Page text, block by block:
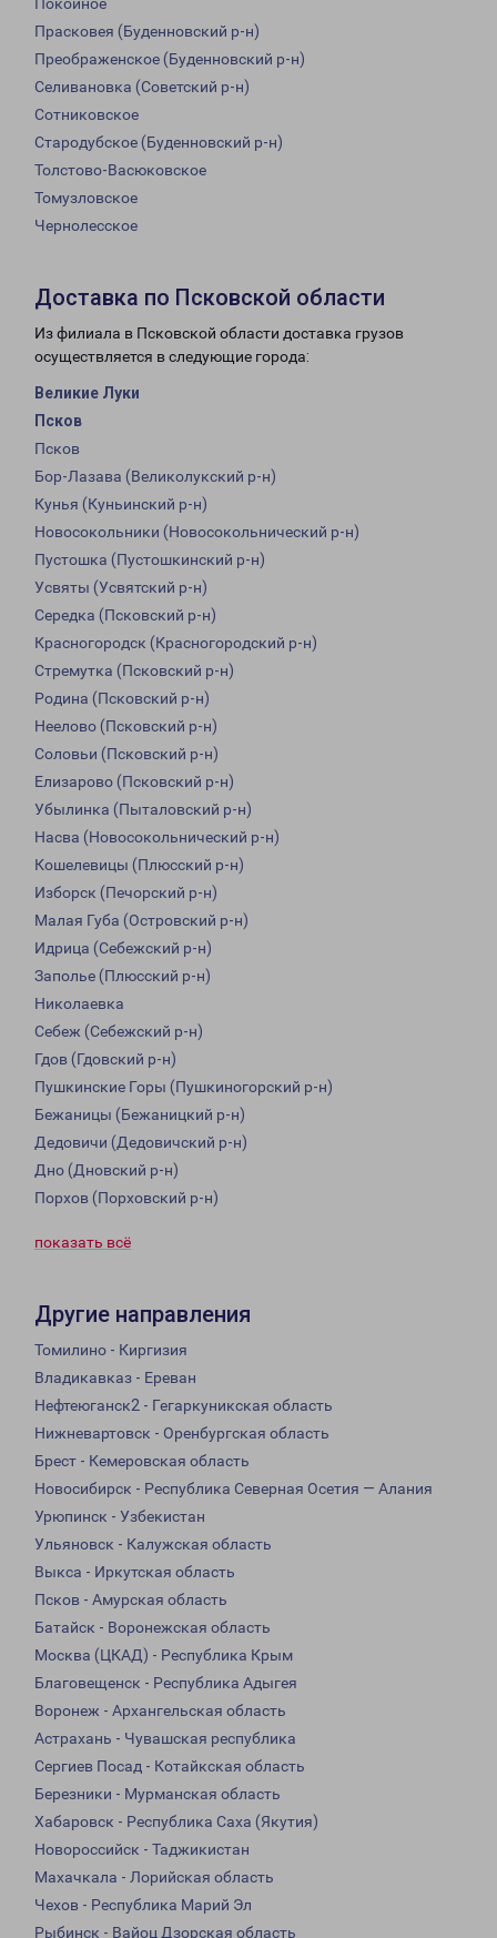
Покойное
Прасковея (Буденновский р-н)
Преображенское (Буденновский р-н)
Селивановка (Советский р-н)
Сотниковское
Стародубское (Буденновский р-н)
Толстово-Васюковское
Томузловское
Чернолесское
Доставка по Псковской области
Из филиала в Псковской области доставка грузов
осуществляется в следующие города:
Великие Луки
Псков
Псков
Бор-Лазава (Великолукский р-н)
Кунья (Куньинский р-н)
Новосокольники (Новосокольнический р-н)
Пустошка (Пустошкинский р-н)
Усвяты (Усвятский р-н)
Середка (Псковский р-н)
Красногородск (Красногородский р-н)
Стремутка (Псковский р-н)
Родина (Псковский р-н)
Неелово (Псковский р-н)
Соловьи (Псковский р-н)
Елизарово (Псковский р-н)
Убылинка (Пыталовский р-н)
Насва (Новосокольнический р-н)
Кошелевицы (Плюсский р-н)
Изборск (Печорский р-н)
Малая Губа (Островский р-н)
Идрица (Себежский р-н)
Заполье (Плюсский р-н)
Николаевка
Себеж (Себежский р-н)
Гдов (Гдовский р-н)
Пушкинские Горы (Пушкиногорский р-н)
Бежаницы (Бежаницкий р-н)
Дедовичи (Дедовичский р-н)
Дно (Дновский р-н)
Порхов (Порховский р-н)
показать всё
Другие направления
Томилино - Киргизия
Владикавказ - Ереван
Нефтеюганск2 - Гегаркуникская область
Нижневартовск - Оренбургская область
Брест - Кемеровская область
Новосибирск - Республика Северная Осетия — Алания
Урюпинск - Узбекистан
Ульяновск - Калужская область
Выкса - Иркутская область
Псков - Амурская область
Батайск - Воронежская область
Москва (ЦКАД) - Республика Крым
Благовещенск - Республика Адыгея
Воронеж - Архангельская область
Астрахань - Чувашская республика
Сергиев Посад - Котайкская область
Березники - Мурманская область
Хабаровск - Республика Саха (Якутия)
Новороссийск - Таджикистан
Махачкала - Лорийская область
Чехов - Республика Марий Эл
Рыбинск - Вайоц Дзорская область